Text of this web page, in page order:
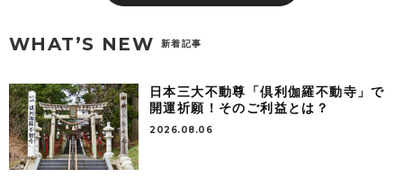
WHAT’S NEW 新着記事
日本三大不動尊「倶利伽羅不動寺」で
開運祈願！そのご利益とは？
2026.08.06